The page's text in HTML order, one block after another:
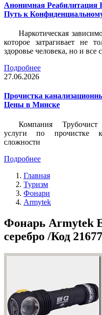
Анонимная Реабилитация
Путь к
Наркотическая
которое затрагивает не
здоровье человека, но и все
Подробнее
27.06.2026
Прочистка
Цены в Минске
Компания Трубочист
услуги по прочистке
сложности
Подробнее
Главная
Туризм
Фонари
Armytek
Фонарь Armytek
серебро /Код